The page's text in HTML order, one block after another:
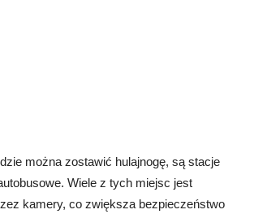
można zostawić hulajnogę, są stacje
Wiele z tych miejsc jest
kamery, co zwiększa bezpieczeństwo